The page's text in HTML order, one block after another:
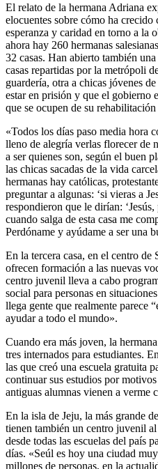
El relato de la hermana Adriana
elocuentes sobre cómo ha
esperanza y caridad en torno a la
ahora hay 260 hermanas
32 casas. Han abierto también
casas repartidas por la metrópoli
guardería, otra a chicas jóvenes
estar en prisión y que el gobierno
que se ocupen de su
«Todos los días paso media hora
lleno de alegría verlas florecer de
a ser quienes son, según el buen
las chicas sacadas de la vida
hermanas hay católicas,
preguntar a algunas: ‘si vieras a
respondieron que le dirían:
cuando salga de esta casa me
Perdóname y ayúdame a ser una
En la tercera casa, en el centro de
ofrecen formación a las nuevas
centro juvenil lleva a cabo
social para personas en
llega gente que realmente parece
ayudar a todo el mundo».
Cuando era más joven, la
tres internados para estudiantes.
las que creó una escuela gratuita
continuar sus estudios por
antiguas alumnas vienen a verme
En la isla de Jeju, la más grande
tienen también un centro juvenil
desde todas las escuelas del país
días. «Seúl es hoy una ciudad
millones de personas, en la